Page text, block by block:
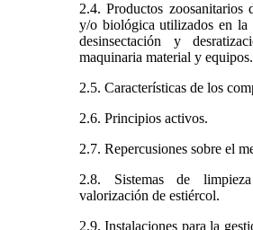
2.4. Productos zoosanitarios
y/o biológica utilizados en la
desinsectación y
maquinaria material y equipos.
2.5. Características de los
2.6. Principios activos.
2.7. Repercusiones sobre el
2.8. Sistemas de
valorización de estiércol.
2.9. Instalaciones para la